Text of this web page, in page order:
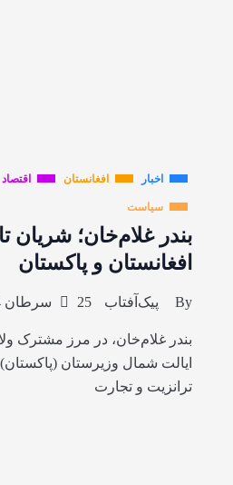
اخبار افغانستان اقتصاد
سیاست
بندر غلام‌خان؛ شریان
افغانستان و پاکستان
By پیک‌آفتاب 25 سرطان 1404
بندر غلام‌خان، در مرز مشترک
ایالت شمال وزیرستان
ترانزیت و تجارت